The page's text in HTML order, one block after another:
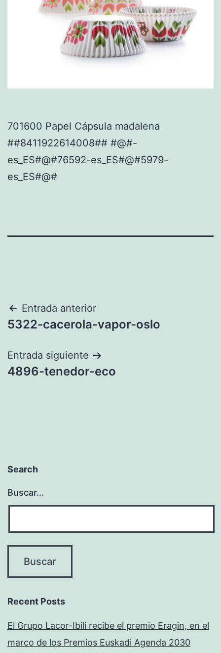
701600 Papel Cápsula madalena
##8411922614008## #@#-
es_ES#@#76592-es_ES#@#5979-
es_ES#@#
Navegación
de
entradas
Entrada anterior
5322-cacerola-vapor-oslo
Entrada siguiente
4896-tenedor-eco
Search
Buscar...
Recent Posts
El Grupo Lacor-Ibili recibe el premio Eragin, en el
marco de los Premios Euskadi Agenda 2030